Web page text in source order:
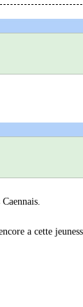
a cette